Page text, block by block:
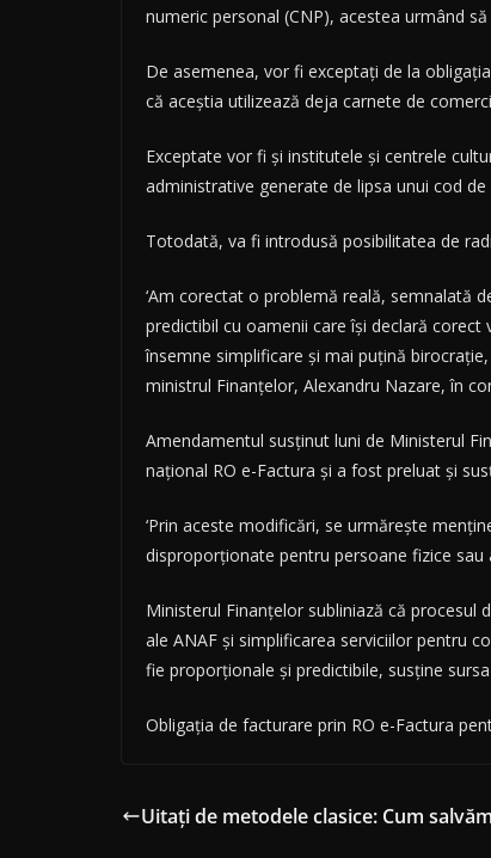
numeric personal (CNP), acestea urmând
De asemenea, vor fi exceptați de la
că aceștia utilizează deja carnete de
Exceptate vor fi și institutele și centrele
administrative generate de lipsa unui cod
Totodată, va fi introdusă posibilitatea de
‘Am corectat o problemă reală, semnalată
predictibil cu oamenii care își declară
însemne simplificare și mai puțină
ministrul Finanțelor, Alexandru Nazare, în
Amendamentul susținut luni de Ministerul
național RO e-Factura și a fost preluat și
‘Prin aceste modificări, se urmărește
disproporționate pentru persoane fizice
Ministerul Finanțelor subliniază că procesul
ale ANAF și simplificarea serviciilor pentru
fie proporționale și predictibile, susține
Obligația de facturare prin RO e-Factura
Uitați de metodele clasice: Cum